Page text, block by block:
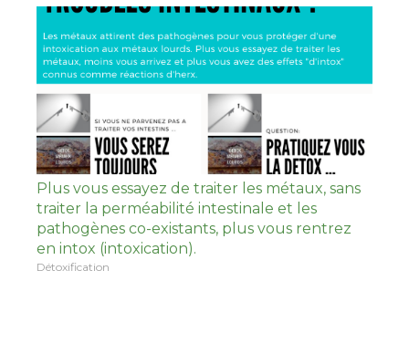
Plus vous essayez de traiter les métaux, sans
traiter la perméabilité intestinale et les
pathogènes co-existants, plus vous rentrez
en intox (intoxication).
Détoxification